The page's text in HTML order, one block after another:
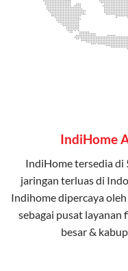
IndiHome
IndiHome tersedia di
jaringan terluas di
Indihome dipercaya
sebagai pusat layanan
besar &